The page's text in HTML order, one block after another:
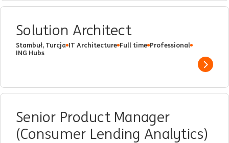
Solution Architect
Stambuł, Turcja IT Architecture Full time Professional
ING Hubs
Show
Senior Product Manager
(Consumer Lending Analytics)